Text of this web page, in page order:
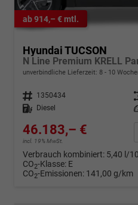
ab 914,– € mtl.
Hyundai TUCSON
unverbindliche Lieferzeit: 8 - 10
Fahrzeugnr. 1350434
Kraftstoff
Diesel
46.183,– €
incl. 19% MwSt.
Verbrauch kombiniert: 5,40 l/
CO2-Klasse: E
CO2-Emissionen: 141,00 g/km